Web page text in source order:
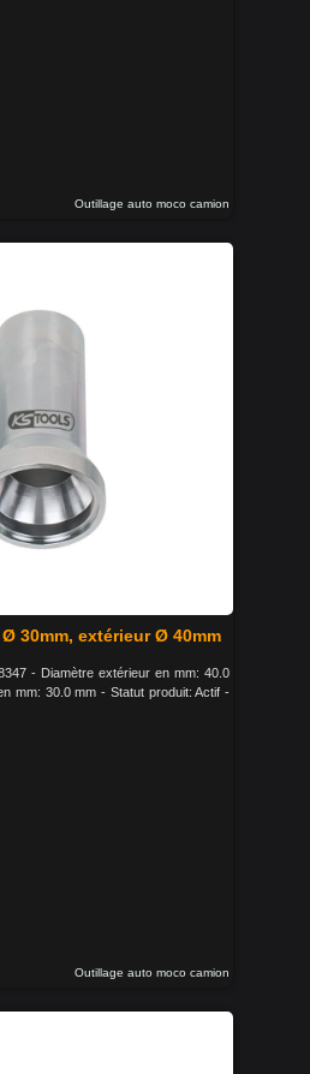
Outillage auto moco camion
30mm, extérieur Ø 40mm
- Diamètre extérieur en mm: 40.0
mm: 30.0 mm - Statut produit: Actif -
Outillage auto moco camion